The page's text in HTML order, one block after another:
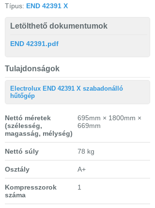
Típus: END 42391 X
Letölthető dokumentumok
END 42391.pdf
Tulajdonságok
Electrolux END 42391 X szabadonálló
hűtőgép
Nettó méretek
(szélesség,
magasság, mélység)
695mm × 1800mm ×
669mm
Nettó súly 78 kg
Osztály A+
Kompresszorok
száma
1